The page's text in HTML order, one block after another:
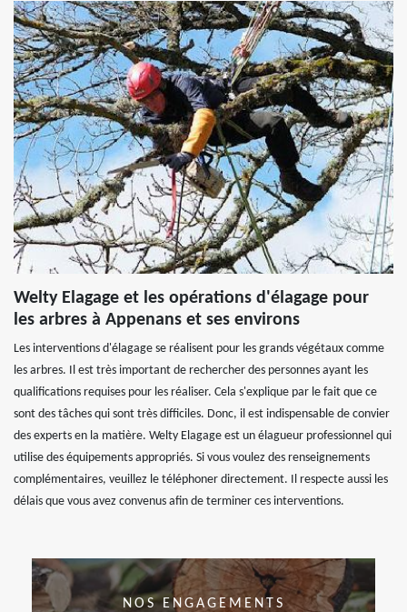
Welty Elagage et les opérations d'élagage pour
les arbres à Appenans et ses environs
Les interventions d'élagage se réalisent pour les grands végétaux comme
les arbres. Il est très important de rechercher des personnes ayant les
qualifications requises pour les réaliser. Cela s'explique par le fait que ce
sont des tâches qui sont très difficiles. Donc, il est indispensable de convier
des experts en la matière. Welty Elagage est un élagueur professionnel qui
utilise des équipements appropriés. Si vous voulez des renseignements
complémentaires, veuillez le téléphoner directement. Il respecte aussi les
délais que vous avez convenus afin de terminer ces interventions.
NOS ENGAGEMENTS